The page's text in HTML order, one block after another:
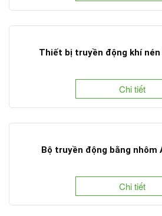
Thiết bị truyền động khí nén
Chi tiết
Bộ truyền động bằng nhôm
Chi tiết